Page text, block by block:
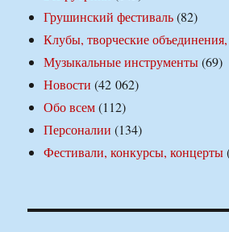
Грушинский фестиваль(82)
Клубы, творческие
Музыкальные инструменты(69)
Новости (42 062)
Обо всем(112)
Персоналии (134)
Фестивали, конкурсы, концерты